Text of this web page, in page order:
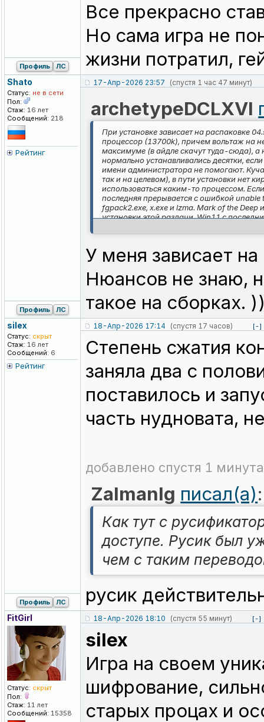
Все прекрасно
Но сама игра не
жизни потратил,
Профиль ЛС
Shato
Статус: не в сети
Пол:
Стаж: 16 лет
Сообщений: 218
Рейтинг
17-Апр-2026 23:57 (спустя 1 час 47 минут)
archetypeDCLXVI
При установке зависает на распаковке
процессор (13700k), причем вольтаж на
максимуме (в айдле скачут туда-сюда), а
нормально устанавливались десятки,
имени администратора не помогают.
так и на целевом), в пути установки нет
использоваться каким-то процессом.
последняя прерывается с ошибкой unable
fgpack2.exe, x.exe и lzma. Mark of the Deep
установки этой раздачи. Win11 с
У меня зависает
Нюансов не знаю,
такое на сборках.
Профиль ЛС
silex
Статус: скрыт
Стаж: 16 лет
Сообщений: 6
Рейтинг
18-Апр-2026 17:14 (спустя 17 часов) [-]
Степень сжатия
заняла два с
поставилось и
часть нудновата,
добавлено спустя 1
Zalmanlg писал(а):
Как тут с
доступе. Русик был
чем с таким
русик
Профиль ЛС
FitGirl
Статус: скрыт
Пол:
Стаж: 11 лет
Сообщений: 15358
18-Апр-2026 18:10 (спустя 55 минут) [-]
silex
Игра на своем
шифрование,
старых процах и